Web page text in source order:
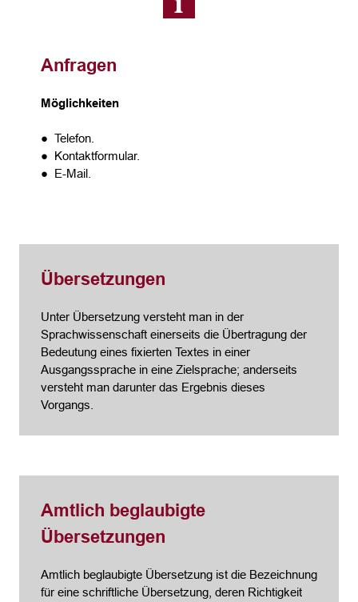
Anfragen
Möglichkeiten
● Telefon.
● Kontaktformular.
● E-Mail.
Übersetzungen
Unter Übersetzung versteht man in der
Sprachwissenschaft einerseits die Übertragung der
Bedeutung eines fixierten Textes in einer
Ausgangssprache in eine Zielsprache; anderseits
versteht man darunter das Ergebnis dieses
Vorgangs.
Amtlich beglaubigte
Übersetzungen
Amtlich beglaubigte Übersetzung ist die Bezeichnung
für eine schriftliche Übersetzung, deren Richtigkeit